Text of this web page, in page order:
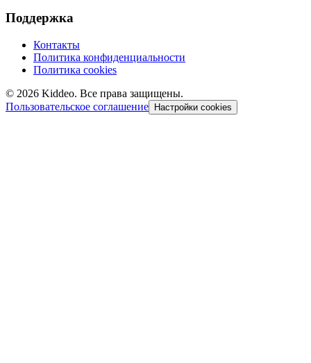
Поддержка
Контакты
Политика конфиденциальности
Политика cookies
© 2026 Kiddeo. Все права защищены.
Пользовательское соглашение
Настройки cookies